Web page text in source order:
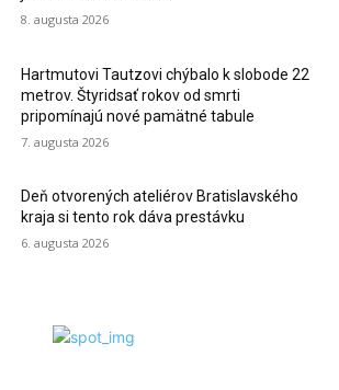
8. augusta 2026
Hartmutovi Tautzovi chýbalo k slobode 22
metrov. Štyridsať rokov od smrti
pripomínajú nové pamätné tabule
7. augusta 2026
Deň otvorených ateliérov Bratislavského
kraja si tento rok dáva prestávku
6. augusta 2026